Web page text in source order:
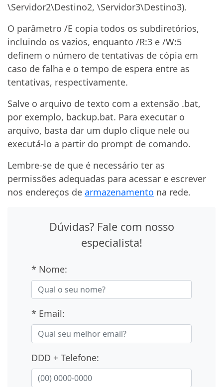
\Servidor2\Destino2, \Servidor3\Destino3).
O parâmetro /E copia todos os subdiretórios,
incluindo os vazios, enquanto /R:3 e /W:5
definem o número de tentativas de cópia em
caso de falha e o tempo de espera entre as
tentativas, respectivamente.
Salve o arquivo de texto com a extensão .bat,
por exemplo, backup.bat. Para executar o
arquivo, basta dar um duplo clique nele ou
executá-lo a partir do prompt de comando.
Lembre-se de que é necessário ter as
permissões adequadas para acessar e escrever
nos endereços de armazenamento na rede.
Dúvidas? Fale com nosso
especialista!
* Nome:
* Email:
DDD + Telefone: